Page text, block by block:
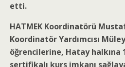
etti.
HATMEK Koordinatörü
Koordinatör Yardımcısı
öğrencilerine, Hatay halkına
sertifikalı kurs imkanı